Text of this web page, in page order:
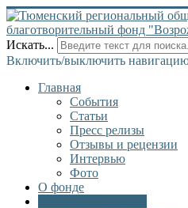
Искать...
Включить/выключить
Главная
События
Статьи
Пресс релизы
Отзывы и рецензии
Интервью
Фото
О фонде